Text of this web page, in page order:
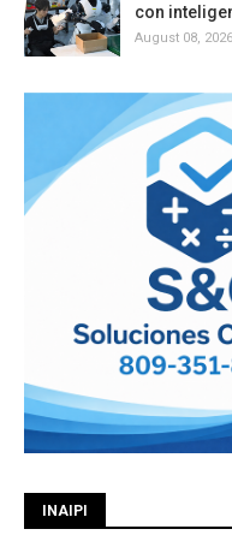
con
August 08, 2026
INAIPI